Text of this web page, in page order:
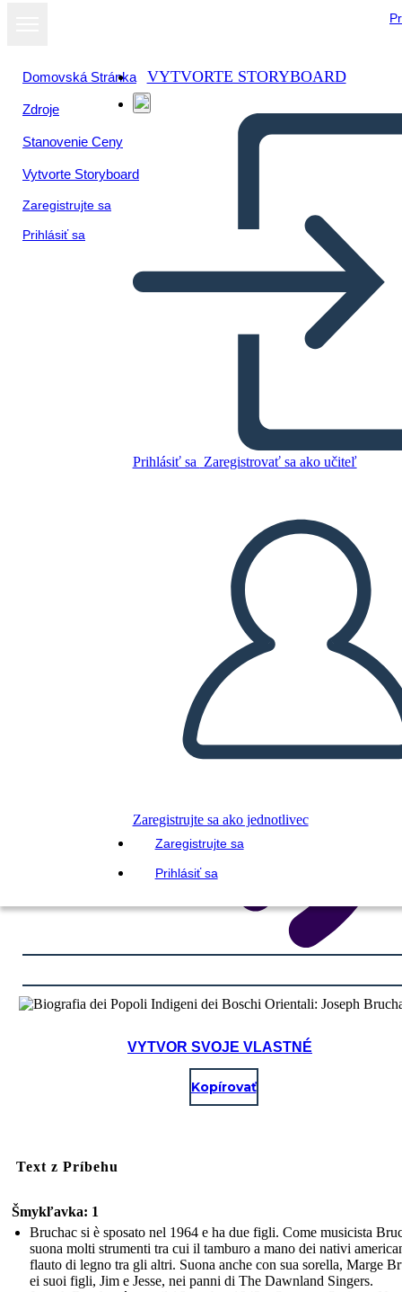
Domovská Stránka
Zdroje
Stanovenie Ceny
Vytvorte Storyboard
Zaregistrujte sa
Prihlásiť sa
VYTVORTE STORYBOARD
Prihlásiť sa Zaregistrovať sa ako učiteľ
Zaregistrujte sa ako jednotlivec
Zaregistrujte sa
Prihlásiť sa
Bruchac
PREHRAŤ PREZENTÁCIU
ČÍTAJ MI
VYTVOR SVOJE VLASTNÉ
Kopírovať
Text z Príbehu
Šmykľavka: 1
Bruchac si è sposato nel 1964 e ha due figli. Come musicista
suona molti strumenti tra cui il tamburo a mano dei nativi
flauto di legno tra gli altri. Suona anche con sua sorella, Marge
ei suoi figli, Jim e Jesse, nei panni di The Dawnland Singers.